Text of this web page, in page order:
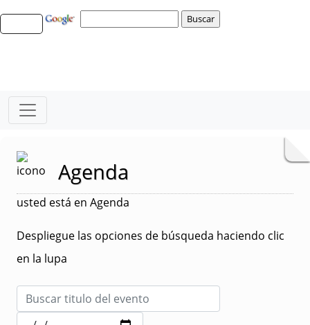
Agenda
usted está en Agenda
Despliegue las opciones de búsqueda haciendo clic
en la lupa